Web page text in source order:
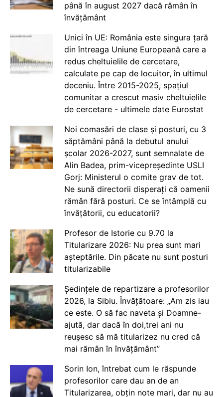
până în august 2027 dacă rămân în
învățământ
Unici în UE: România este singura țară
din întreaga Uniune Europeană care a
redus cheltuielile de cercetare,
calculate pe cap de locuitor, în ultimul
deceniu. Între 2015-2025, spațiul
comunitar a crescut masiv cheltuielile
de cercetare - ultimele date Eurostat
Noi comasări de clase și posturi, cu 3
săptămâni până la debutul anului
școlar 2026-2027, sunt semnalate de
Alin Badea, prim-vicepreședinte USLI
Gorj: Ministerul o comite grav de tot.
Ne sună directorii disperați că oamenii
rămân fără posturi. Ce se întâmplă cu
învățătorii, cu educatorii?
Profesor de Istorie cu 9.70 la
Titularizare 2026: Nu prea sunt mari
așteptările. Din păcate nu sunt posturi
titularizabile
Ședințele de repartizare a profesorilor
2026, la Sibiu. Învățătoare: „Am zis iau
ce este. O să fac naveta și Doamne-
ajută, dar dacă în doi,trei ani nu
reușesc să mă titularizez nu cred că
mai rămân în învățământ”
Sorin Ion, întrebat cum le răspunde
profesorilor care dau an de an
Titularizarea, obțin note mari, dar nu au